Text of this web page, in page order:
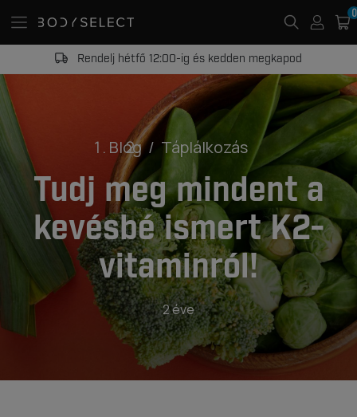
Rendelj hétfő 12:00-ig és kedden megkapod
Blog Táplálkozás
Tudj meg mindent a
kevésbé ismert K2-
vitaminról!
2 éve
0